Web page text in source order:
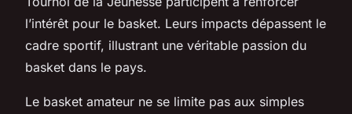
l’intérêt pour le basket. Leurs impacts dépassent le
cadre sportif, illustrant une véritable passion du
basket dans le pays.
Le basket amateur ne se limite pas aux simples